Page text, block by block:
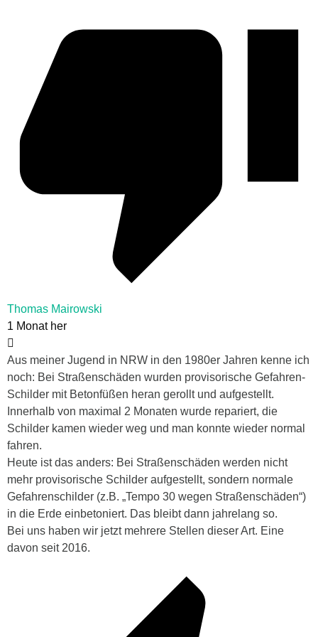
Thomas Mairowski
1 Monat her
Aus meiner Jugend in NRW in den 1980er Jahren kenne ich
noch: Bei Straßenschäden wurden provisorische Gefahren-
Schilder mit Betonfüßen heran gerollt und aufgestellt.
Innerhalb von maximal 2 Monaten wurde repariert, die
Schilder kamen wieder weg und man konnte wieder normal
fahren.
Heute ist das anders: Bei Straßenschäden werden nicht
mehr provisorische Schilder aufgestellt, sondern normale
Gefahrenschilder (z.B. „Tempo 30 wegen Straßenschäden“)
in die Erde einbetoniert. Das bleibt dann jahrelang so.
Bei uns haben wir jetzt mehrere Stellen dieser Art. Eine
davon seit 2016.